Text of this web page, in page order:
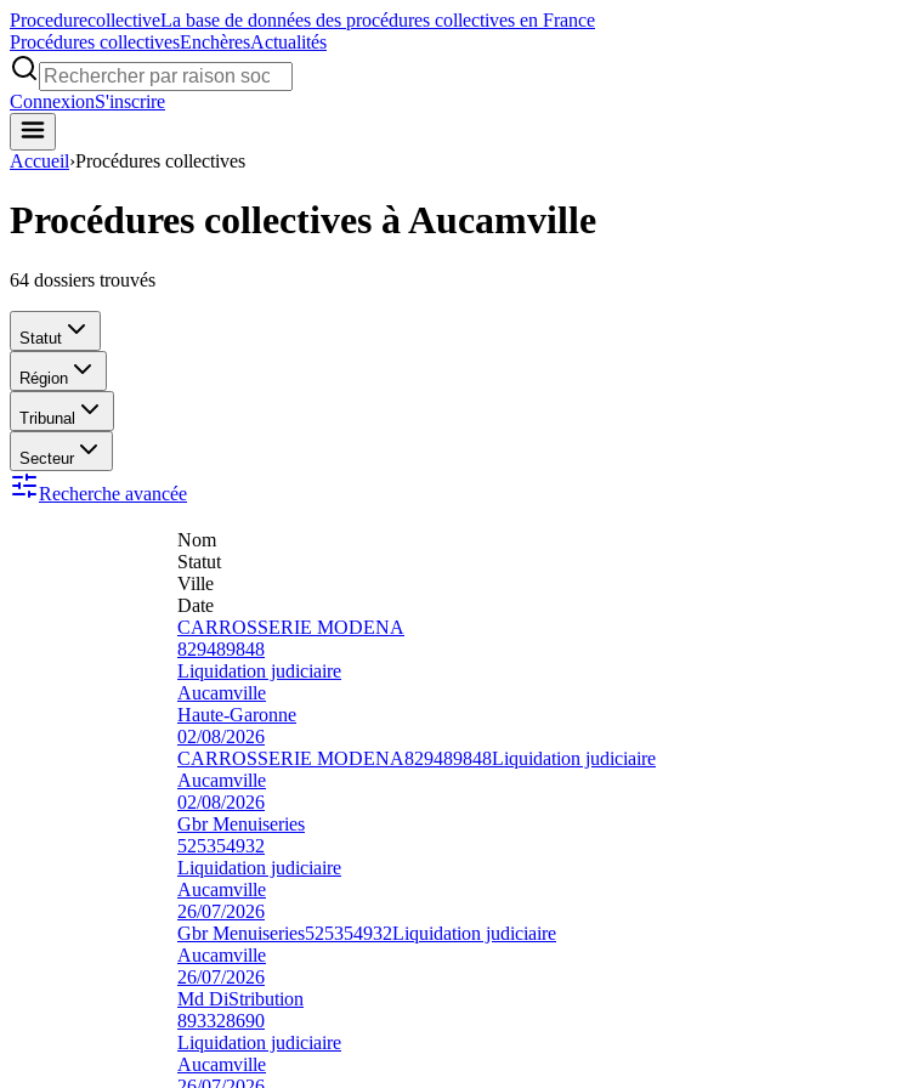
ProcedurecollectiveLa base de données des procédures collectives en France
Procédures collectivesEnchèresActualités
ConnexionS'inscrire
Accueil›Procédures collectives
Procédures collectives à Aucamville
64 dossiers trouvés
Statut
Région
Tribunal
Secteur
Recherche avancée
Nom
Statut
Ville
Date
CARROSSERIE MODENA
829489848
Liquidation judiciaire
Aucamville
Haute-Garonne
02/08/2026
CARROSSERIE MODENA829489848Liquidation judiciaire
Aucamville
02/08/2026
Gbr Menuiseries
525354932
Liquidation judiciaire
Aucamville
26/07/2026
Gbr Menuiseries525354932Liquidation judiciaire
Aucamville
26/07/2026
Md DiStribution
893328690
Liquidation judiciaire
Aucamville